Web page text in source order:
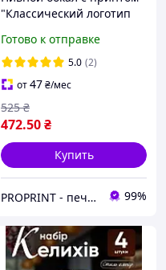
"Классический логотип
500 мл кружка пивная
подарок фанату Реала
Мадрид
Готово к отправке
5.0 (2)
от47₴/мес
472.50₴
525 ₴
Купить
PROPRINT - печатаем идеи! Брендированная и сувенирная продукция 99%